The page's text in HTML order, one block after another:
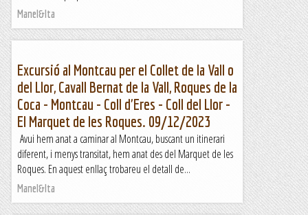
Manel&Ita
Excursió al Montcau per el Collet de la Vall o
del Llor, Cavall Bernat de la Vall, Roques de la
Coca - Montcau - Coll d'Eres - Coll del Llor -
El Marquet de les Roques. 09/12/2023
Avui hem anat a caminar al Montcau, buscant un itinerari
diferent, i menys transitat, hem anat des del Marquet de les
Roques. En aquest enllaç trobareu el detall de...
Manel&Ita